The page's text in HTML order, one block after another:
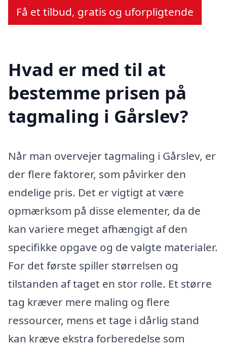
Få et tilbud, gratis og uforpligtende
Hvad er med til at
bestemme prisen på
tagmaling i Gårslev?
Når man overvejer tagmaling i Gårslev, er
der flere faktorer, som påvirker den
endelige pris. Det er vigtigt at være
opmærksom på disse elementer, da de
kan variere meget afhængigt af den
specifikke opgave og de valgte materialer.
For det første spiller størrelsen og
tilstanden af taget en stor rolle. Et større
tag kræver mere maling og flere
ressourcer, mens et tage i dårlig stand
kan kræve ekstra forberedelse som